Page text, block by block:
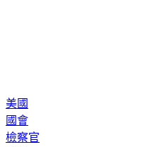
美國
國會
檢察官